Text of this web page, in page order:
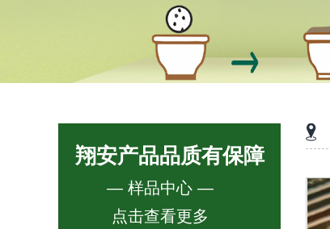
翔安产品品质有保障
— 样品中心 —
点击查看更多